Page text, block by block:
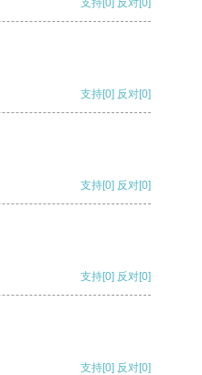
支持[0] 反对[0]
支持[0] 反对[0]
支持[0] 反对[0]
支持[0] 反对[0]
支持[0] 反对[0]